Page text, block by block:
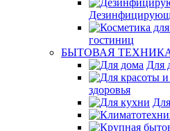
гостиниц
БЫТОВАЯ
Для
здоровья